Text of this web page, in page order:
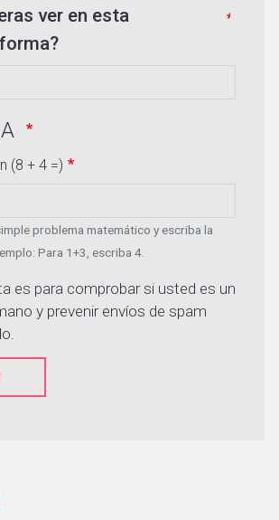
ver en esta
(8 + 4 =)
problema matemático y escriba la
Para 1+3, escriba 4.
es para comprobar si usted es un
y prevenir envíos de spam